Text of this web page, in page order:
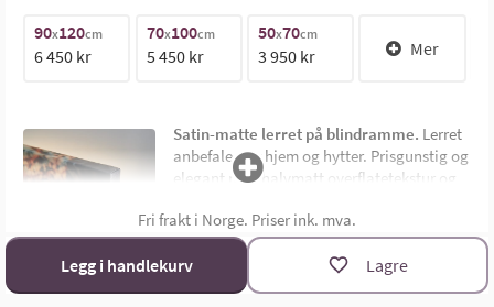
90x120cm
6 450 kr
70x100cm
5 450 kr
50x70cm
3 950 kr Mer
Satin-matte lerret på blindramme. Lerret
anbefales for hjem og hytter. Prisgunstig og
elegant med halvmatt overflatetekstur og
limtre blindramme. Bildemål oppgis som
bredde x høyde i cm.Materialoversikt
Størrelsekalkulator
Fri frakt i Norge. Priser ink. mva.
Legg i handlekurv Lagre